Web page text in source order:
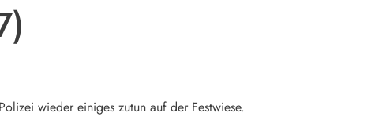
wieder einiges zutun auf der Festwiese.